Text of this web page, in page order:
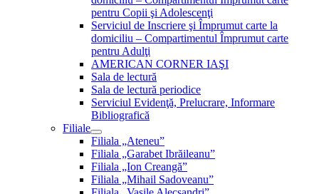
pentru Copii şi Adolescenţi
Serviciul de Inscriere şi Împrumut carte la
domiciliu – Compartimentul Împrumut carte
pentru Adulţi
AMERICAN CORNER IAŞI
Sala de lectură
Sala de lectură periodice
Serviciul Evidenţă, Prelucrare, Informare
Bibliografică
Filiale
Filiala „Ateneu”
Filiala „Garabet Ibrăileanu”
Filiala „Ion Creangă”
Filiala „Mihail Sadoveanu”